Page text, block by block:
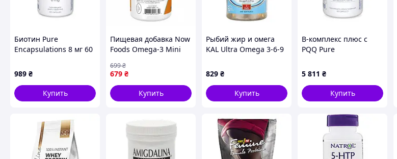
Биотин Pure
Encapsulations 8 мг 60
989 ₴
Купить
Пищевая добавка Now
Foods Omega-3 Mini
(2022-10-0062)
679 ₴
699₴
Купить
Рыбий жир и омега
KAL Ultra Omega 3-6-9
softgels(2023-10-7598)
829 ₴
Купить
B-комплекс плюс с
PQQ Pure
капсул (31219)
5 811 ₴
Купить